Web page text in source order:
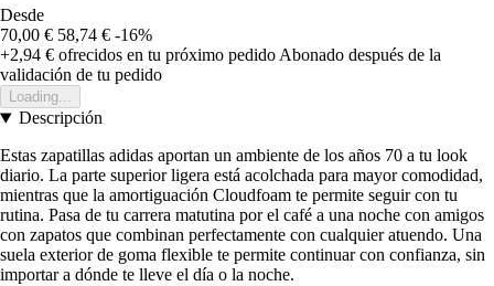
Desde
70,00 € 58,74 € -16%
+2,94 € ofrecidos en tu próximo pedido Abonado después de la
validación de tu pedido
Loading...
Descripción
Estas zapatillas adidas aportan un ambiente de los años 70 a tu look
diario. La parte superior ligera está acolchada para mayor comodidad,
mientras que la amortiguación Cloudfoam te permite seguir con tu
rutina. Pasa de tu carrera matutina por el café a una noche con amigos
con zapatos que combinan perfectamente con cualquier atuendo. Una
suela exterior de goma flexible te permite continuar con confianza, sin
importar a dónde te lleve el día o la noche.